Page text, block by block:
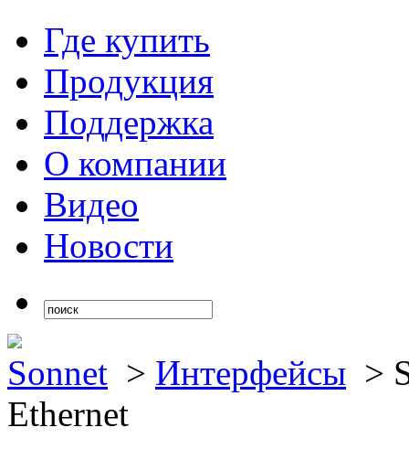
Где купить
Продукция
Поддержка
О компании
Видео
Новости
Sonnet > Интерфейсы >
Ethernet